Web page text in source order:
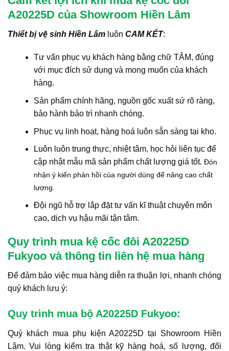
A20225D của Showroom Hiền Lâm
Thiết bị vệ sinh Hiền Lâm luôn CAM KẾT:
Tư vấn phục vụ khách hàng bằng chữ TÂM, đúng
với mục đích sử dụng và mong muốn của khách
hàng.
Sản phẩm chính hãng, nguồn gốc xuất sứ rõ ràng,
bảo hành bảo trì nhanh chóng.
Phục vụ linh hoạt, hàng hoá luôn sẵn sàng tại kho.
Luôn luôn trung thực, nhiệt tâm, học hỏi liên tục để
cập nhật mẫu mã sản phẩm chất lượng giá tốt. Đón
nhận ý kiến phản hồi của người dùng để nâng cao chất
lượng.
Đội ngũ hỗ trợ lắp đặt tư vấn kĩ thuật chuyên môn
cao, dịch vụ hậu mãi tận tâm.
Quy trình mua kệ cốc đôi A20225D
Fukyoo và thông tin liên hệ mua hàng
Để đảm bảo việc mua hàng diễn ra thuận lợi, nhanh chóng
quý khách lưu ý:
Quy trình mua bộ A20225D Fukyoo:
Quý khách mua phụ kiện A20225D tại Showroom Hiền
Lâm. Vui lòng kiểm tra thật kỹ hàng hoá, số lượng, đối